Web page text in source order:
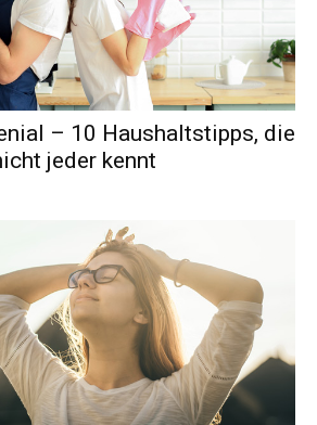
– 10 Haushaltstipps, die
jeder kennt